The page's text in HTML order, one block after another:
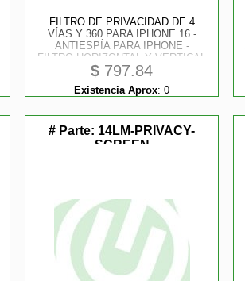
FILTRO DE PRIVACIDAD DE 4
VÍAS Y 360 PARA IPHONE 16 -
ANTIESPÍA PARA IPHONE -
FILTRO HORIZONTAL Y VERTICAL
- COMPATIBLE CON
TOUCHSCREEN - PROTECTOR DE
PANTALLA DE VIDRIO TEMPLADO
$ 797.84
Existencia Aprox: 0
# Parte: 14LM-PRIVACY-
SCREEN